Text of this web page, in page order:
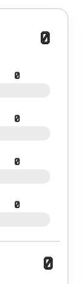
0
0
0
0
0
0